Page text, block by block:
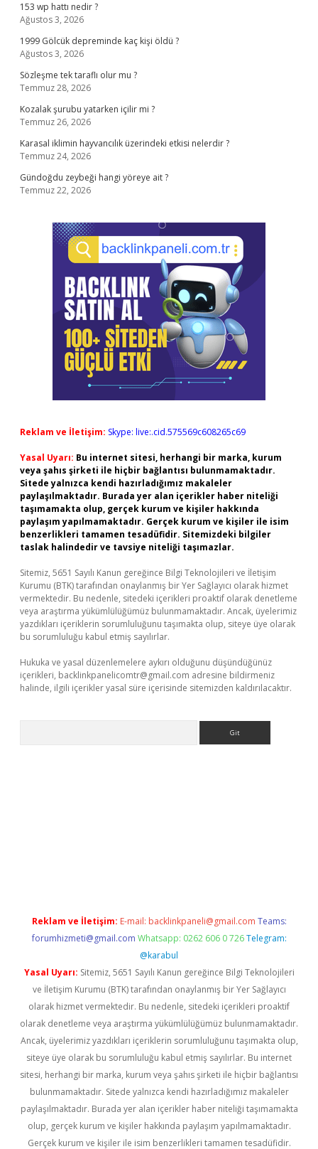
153 wp hattı nedir ?
Ağustos 3, 2026
1999 Gölcük depreminde kaç kişi öldü ?
Ağustos 3, 2026
Sözleşme tek taraflı olur mu ?
Temmuz 28, 2026
Kozalak şurubu yatarken içilir mi ?
Temmuz 26, 2026
Karasal iklimin hayvancılık üzerindeki etkisi nelerdir ?
Temmuz 24, 2026
Gündoğdu zeybeği hangi yöreye ait ?
Temmuz 22, 2026
Reklam ve İletişim: Skype: live:.cid.575569c608265c69
Yasal Uyarı: Bu internet sitesi, herhangi bir marka, kurum
veya şahıs şirketi ile hiçbir bağlantısı bulunmamaktadır.
Sitede yalnızca kendi hazırladığımız makaleler
paylaşılmaktadır. Burada yer alan içerikler haber niteliği
taşımamakta olup, gerçek kurum ve kişiler hakkında
paylaşım yapılmamaktadır. Gerçek kurum ve kişiler ile isim
benzerlikleri tamamen tesadüfidir. Sitemizdeki bilgiler
taslak halindedir ve tavsiye niteliği taşımazlar.
Sitemiz, 5651 Sayılı Kanun gereğince Bilgi Teknolojileri ve İletişim
Kurumu (BTK) tarafından onaylanmış bir Yer Sağlayıcı olarak hizmet
vermektedir. Bu nedenle, sitedeki içerikleri proaktif olarak denetleme
veya araştırma yükümlülüğümüz bulunmamaktadır. Ancak, üyelerimiz
yazdıkları içeriklerin sorumluluğunu taşımakta olup, siteye üye olarak
bu sorumluluğu kabul etmiş sayılırlar.
Hukuka ve yasal düzenlemelere aykırı olduğunu düşündüğünüz
içerikleri, backlinkpanelicomtr@gmail.com adresine bildirmeniz
halinde, ilgili içerikler yasal süre içerisinde sitemizden kaldırılacaktır.
Reklam ve İletişim: E-mail: backlinkpaneli@gmail.com Teams:
forumhizmeti@gmail.com Whatsapp: 0262 606 0 726 Telegram:
@karabul
Yasal Uyarı: Sitemiz, 5651 Sayılı Kanun gereğince Bilgi Teknolojileri
ve İletişim Kurumu (BTK) tarafından onaylanmış bir Yer Sağlayıcı
olarak hizmet vermektedir. Bu nedenle, sitedeki içerikleri proaktif
olarak denetleme veya araştırma yükümlülüğümüz bulunmamaktadır.
Ancak, üyelerimiz yazdıkları içeriklerin sorumluluğunu taşımakta olup,
siteye üye olarak bu sorumluluğu kabul etmiş sayılırlar. Bu internet
sitesi, herhangi bir marka, kurum veya şahıs şirketi ile hiçbir bağlantısı
bulunmamaktadır. Sitede yalnızca kendi hazırladığımız makaleler
paylaşılmaktadır. Burada yer alan içerikler haber niteliği taşımamakta
olup, gerçek kurum ve kişiler hakkında paylaşım yapılmamaktadır.
Gerçek kurum ve kişiler ile isim benzerlikleri tamamen tesadüfidir.